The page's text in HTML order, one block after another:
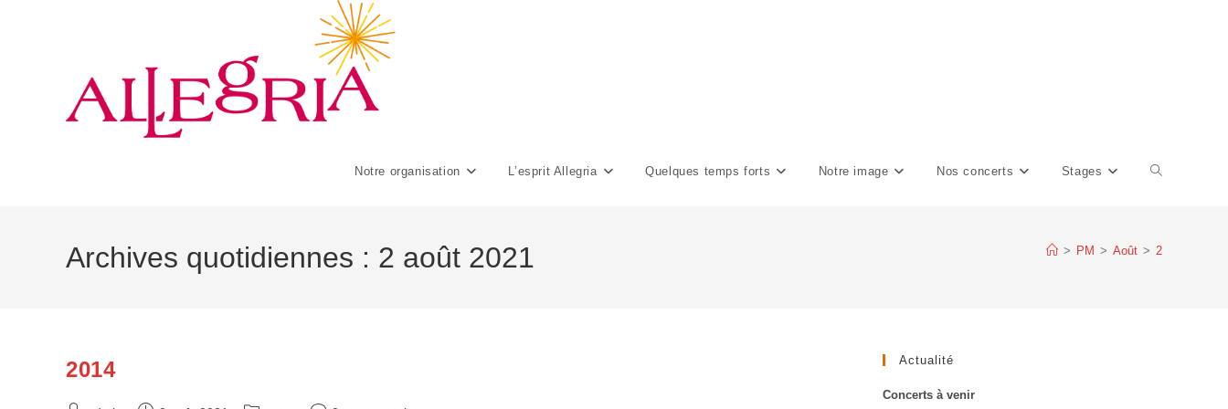
Notre organisation L’esprit Allegria Quelques temps forts Notre image Nos concerts Stages Toggle
Archives quotidiennes : 2 août 2021 > PM > Août > 2
2014 Actualité
Concerts à venir